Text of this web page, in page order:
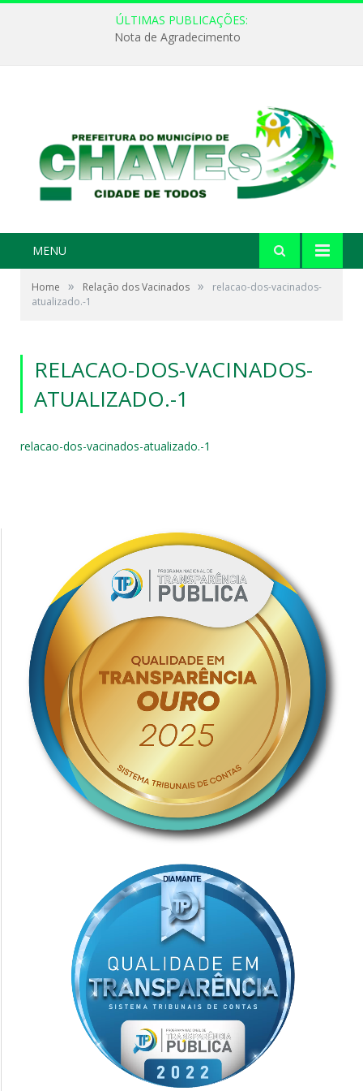
ÚLTIMAS PUBLICAÇÕES:
Nota de Agradecimento
MENU
Home » Relação dos Vacinados »
relacao-dos-vacinados-
atualizado.-1
RELACAO-DOS-VACINADOS-
ATUALIZADO.-1
relacao-dos-vacinados-atualizado.-1